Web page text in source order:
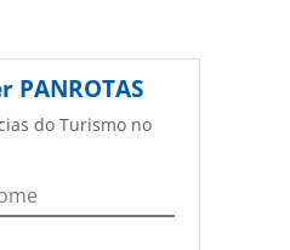
PANROTAS
do Turismo no